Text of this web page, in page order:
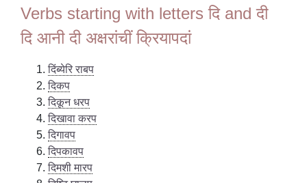
Verbs starting with letters दि and दी
दि आनी दी अक्षरांचीं क्रियापदां
दिंब्येरि राबप
दिकप
दिकून धरप
दिखावा करप
दिगावप
दिपकावप
दिमशी मारप